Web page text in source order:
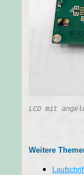
LCD mit
Weitere